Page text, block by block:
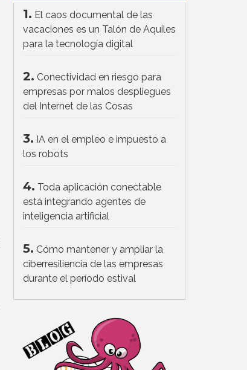
1. El caos documental de las
vacaciones es un Talón de Aquiles
para la tecnología digital
2. Conectividad en riesgo para
empresas por malos despliegues
del Internet de las Cosas
3. IA en el empleo e impuesto a
los robots
4. Toda aplicación conectable
está integrando agentes de
inteligencia artificial
5. Cómo mantener y ampliar la
ciberresiliencia de las empresas
durante el período estival